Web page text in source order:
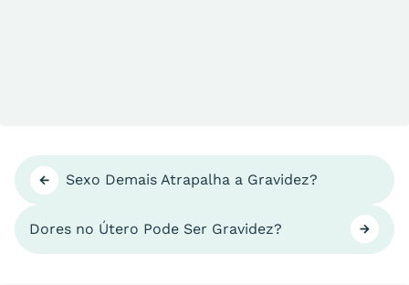
Sexo Demais Atrapalha a Gravidez?
Dores no Útero Pode Ser Gravidez?